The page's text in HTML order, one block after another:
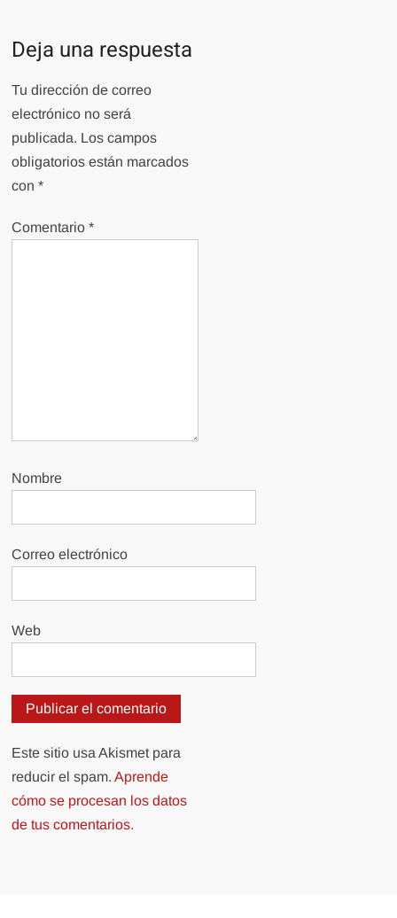
Deja una respuesta
Tu dirección de correo
electrónico no será
publicada. Los campos
obligatorios están marcados
con*
Comentario*
Nombre
Correo electrónico
Web
Este sitio usa Akismet para
reducir el spam.Aprende
cómo se procesan los datos
de tus comentarios.